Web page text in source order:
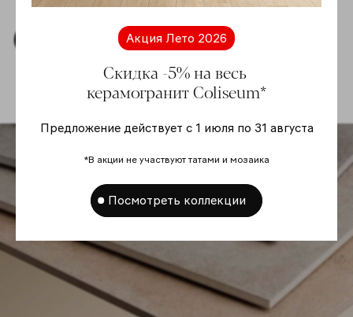
Скачать текстурыАкция Лето 2026
Скидка -5% на весь
керамогранит Coliseum*
Предложение действует с 1 июля по 31 августа
*В акции не участвуют татами и мозаика
Посмотреть коллекции